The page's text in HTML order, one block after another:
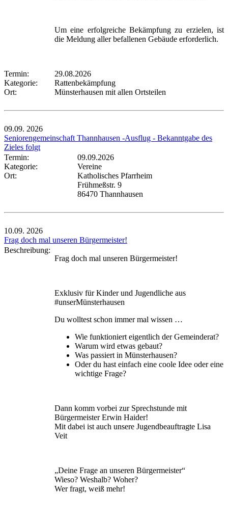
Um eine erfolgreiche Bekämpfung zu erzielen, ist
die Meldung aller befallenen Gebäude erforderlich.
Termin:
29.08.2026
Kategorie:
Rattenbekämpfung
Ort:
Münsterhausen mit allen Ortsteilen
09.09. 2026
Seniorengemeinschaft Thannhausen -Ausflug - Bekanntgabe des
Zieles folgt
Termin:
09.09.2026
Kategorie:
Vereine
Ort:
Katholisches Pfarrheim
Frühmeßstr. 9
86470 Thannhausen
10.09. 2026
Frag doch mal unseren Bürgermeister!
Beschreibung:
Frag doch mal unseren Bürgermeister!
Exklusiv für Kinder und Jugendliche aus
#unserMünsterhausen
Du wolltest schon immer mal wissen …
Wie funktioniert eigentlich der Gemeinderat?
Warum wird etwas gebaut?
Was passiert in Münsterhausen?
Oder du hast einfach eine coole Idee oder eine
wichtige Frage?
Dann komm vorbei zur Sprechstunde mit
Bürgermeister Erwin Haider!
Mit dabei ist auch unsere Jugendbeauftragte Lisa
Veit
„Deine Frage an unseren Bürgermeister“
Wieso? Weshalb? Woher?
Wer fragt, weiß mehr!